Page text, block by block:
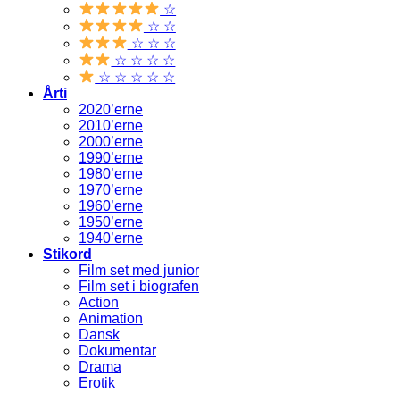
☆
☆ ☆
☆ ☆ ☆
☆ ☆ ☆ ☆
☆ ☆ ☆ ☆ ☆
Årti
2020’erne
2010’erne
2000’erne
1990’erne
1980’erne
1970’erne
1960’erne
1950’erne
1940’erne
Stikord
Film set med junior
Film set i biografen
Action
Animation
Dansk
Dokumentar
Drama
Erotik